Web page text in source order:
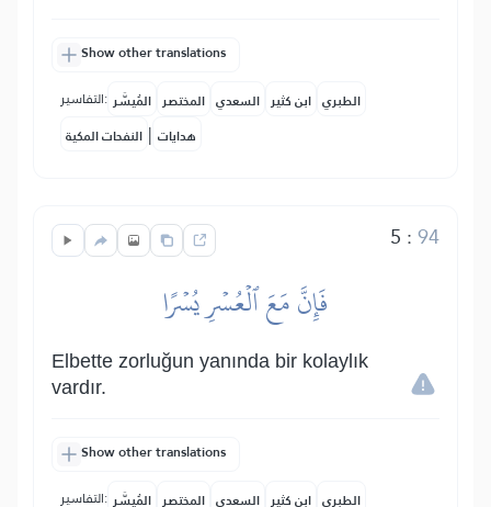
Show other translations
التفاسير: المُيسَّر المختصر السعدي ابن كثير الطبري
النفحات المكية | هدايات
5 :94
فَإِنَّ مَعَ ٱلۡعُسۡرِ يُسۡرًا
Elbette zorluğun yanında bir kolaylık
vardır.
Show other translations
التفاسير: المُيسَّر المختصر السعدي ابن كثير الطبري